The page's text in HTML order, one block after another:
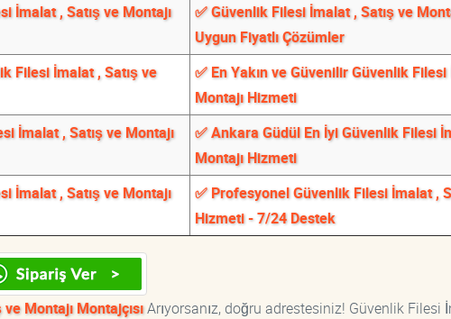
İmalat , Satış ve Montajı
✅ Güvenlik Filesi İmalat , Satış ve
Uygun Fiyatlı Çözümler
Filesi İmalat , Satış ve
✅ En Yakın ve Güvenilir Güvenlik
Montajı Hizmeti
İmalat , Satış ve Montajı
✅ Ankara Güdül En İyi Güvenlik Filesi
Montajı Hizmeti
İmalat , Satış ve Montajı
✅ Profesyonel Güvenlik Filesi İmalat ,
Hizmeti - 7/24 Destek
Montajı MontajçısıArıyorsanız, doğru adrestesiniz! Güvenlik Filesi